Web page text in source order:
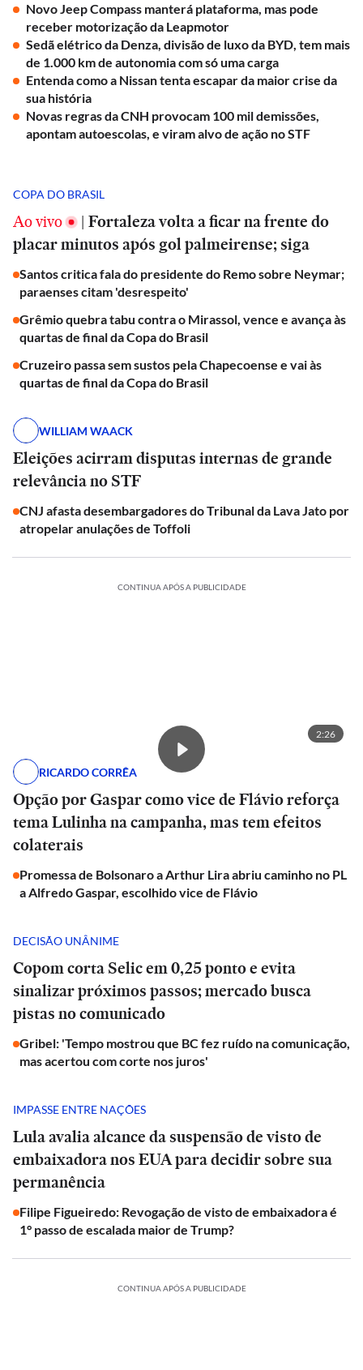
Novo Jeep Compass manterá plataforma, mas pode
receber motorização da Leapmotor
Sedã elétrico da Denza, divisão de luxo da BYD, tem mais
de 1.000 km de autonomia com só uma carga
Entenda como a Nissan tenta escapar da maior crise da
sua história
Novas regras da CNH provocam 100 mil demissões,
apontam autoescolas, e viram alvo de ação no STF
COPA DO BRASIL
Ao vivo | Fortaleza volta a ficar na frente do
placar minutos após gol palmeirense; siga
Santos critica fala do presidente do Remo sobre Neymar;
paraenses citam 'desrespeito'
Grêmio quebra tabu contra o Mirassol, vence e avança às
quartas de final da Copa do Brasil
Cruzeiro passa sem sustos pela Chapecoense e vai às
quartas de final da Copa do Brasil
WILLIAM WAACK
Eleições acirram disputas internas de grande
relevância no STF
CNJ afasta desembargadores do Tribunal da Lava Jato por
atropelar anulações de Toffoli
CONTINUA APÓS A PUBLICIDADE
2:26
RICARDO CORRÊA
Opção por Gaspar como vice de Flávio reforça
tema Lulinha na campanha, mas tem efeitos
colaterais
Promessa de Bolsonaro a Arthur Lira abriu caminho no PL
a Alfredo Gaspar, escolhido vice de Flávio
DECISÃO UNÂNIME
Copom corta Selic em 0,25 ponto e evita
sinalizar próximos passos; mercado busca
pistas no comunicado
Gribel: 'Tempo mostrou que BC fez ruído na comunicação,
mas acertou com corte nos juros'
IMPASSE ENTRE NAÇÕES
Lula avalia alcance da suspensão de visto de
embaixadora nos EUA para decidir sobre sua
permanência
Filipe Figueiredo: Revogação de visto de embaixadora é
1° passo de escalada maior de Trump?
CONTINUA APÓS A PUBLICIDADE